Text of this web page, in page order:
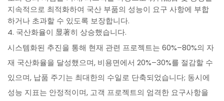
지속적으로 최적화하여 국산 부품의 성능이 요구 사항에 부합
하거나 초과할 수 있도록 보장합니다.
4. 국산화율이 显著히 상승했습니다.
시스템화된 추진을 통해 현재 관련 프로젝트는 60%–80%의 자
재 국산화율을 달성했으며, 비용면에서 20%–30%를 절감할 수
있으며, 납품 주기는 최대한의 수일로 단축되었습니다; 동시에
성능 지표는 안정적이며, 고객 프로젝트의 엄격한 요구사항을